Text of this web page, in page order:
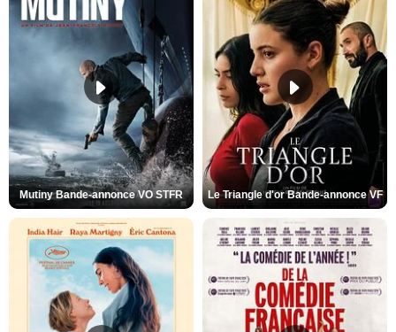
Mutiny Bande-annonce VO STFR Le Triangle d'or Bande-annonce VF